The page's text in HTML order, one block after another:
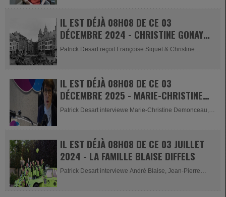
IL EST DÉJÀ 08H08 DE CE 03
DÉCEMBRE 2024 - CHRISTINE GONAY
& FRANÇOISE SIQUET
Patrick Desart reçoit Françoise Siquet & Christine
IL EST DÉJÀ 08H08 DE CE 03
DÉCEMBRE 2025 - MARIE-CHRISTINE
DEMONCEAU
Patrick Desart interviewe Marie-Christine Demonceau,
IL EST DÉJÀ 08H08 DE CE 03 JUILLET
2024 - LA FAMILLE BLAISE DIFFELS
Patrick Desart interviewe André Blaise, Jean-Pierre